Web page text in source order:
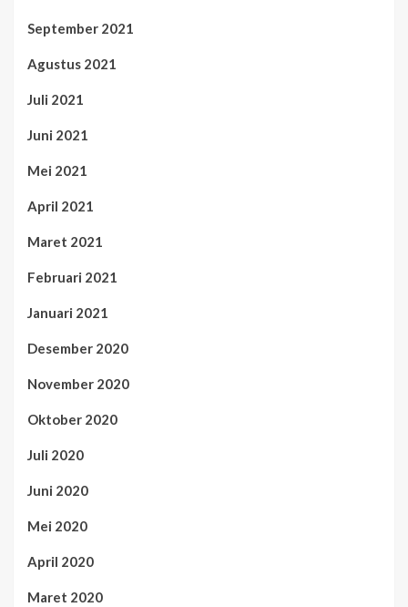
September 2021
Agustus 2021
Juli 2021
Juni 2021
Mei 2021
April 2021
Maret 2021
Februari 2021
Januari 2021
Desember 2020
November 2020
Oktober 2020
Juli 2020
Juni 2020
Mei 2020
April 2020
Maret 2020